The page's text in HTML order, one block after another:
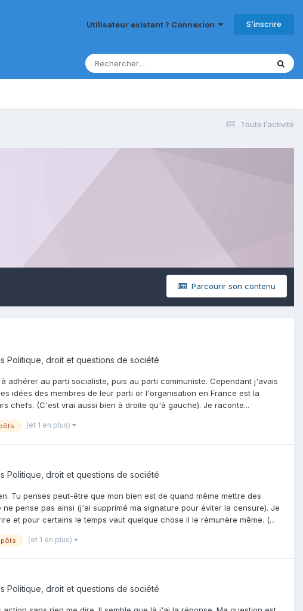
Utilisateur existant ? Connexion S’inscrire
Toute l’activité
Parcourir son contenu
Politique, droit et questions de société
au parti socialiste, puis au parti communiste. Cependant j'avais
idées des membres de leur parti or l'organisation en France est la
chefs. (C'est vrai aussi bien à droite qu'à gauche). Je raconte...
(et 1 en plus)
Politique, droit et questions de société
Tu penses peut-être que mon bien est de quand même mettre des
pense pas ainsi (j'ai supprimé ma signature pour éviter la censure). Je
et pour certains le temps vaut quelque chose il le rémunère même. (...
(et 1 en plus)
Politique, droit et questions de société